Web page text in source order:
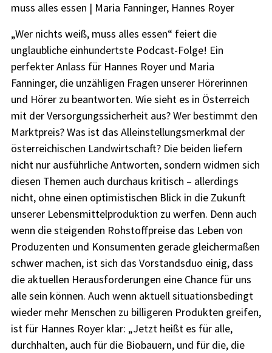
muss alles essen | Maria Fanninger, Hannes Royer
„Wer nichts weiß, muss alles essen“ feiert die
unglaubliche einhundertste Podcast-Folge! Ein
perfekter Anlass für Hannes Royer und Maria
Fanninger, die unzähligen Fragen unserer Hörerinnen
und Hörer zu beantworten. Wie sieht es in Österreich
mit der Versorgungssicherheit aus? Wer bestimmt den
Marktpreis? Was ist das Alleinstellungsmerkmal der
österreichischen Landwirtschaft? Die beiden liefern
nicht nur ausführliche Antworten, sondern widmen sich
diesen Themen auch durchaus kritisch – allerdings
nicht, ohne einen optimistischen Blick in die Zukunft
unserer Lebensmittelproduktion zu werfen. Denn auch
wenn die steigenden Rohstoffpreise das Leben von
Produzenten und Konsumenten gerade gleichermaßen
schwer machen, ist sich das Vorstandsduo einig, dass
die aktuellen Herausforderungen eine Chance für uns
alle sein können. Auch wenn aktuell situationsbedingt
wieder mehr Menschen zu billigeren Produkten greifen,
ist für Hannes Royer klar: „Jetzt heißt es für alle,
durchhalten, auch für die Biobauern, und für die, die